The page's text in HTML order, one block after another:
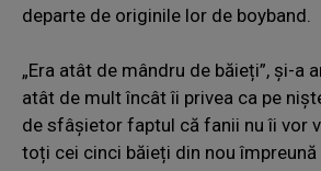
departe de originile lor de boyband.
„Era atât de mândru de băieți”, și-a
atât de mult încât îi privea ca pe
de sfâșietor faptul că fanii nu îi vor
toți cei cinci băieți din nou împreună